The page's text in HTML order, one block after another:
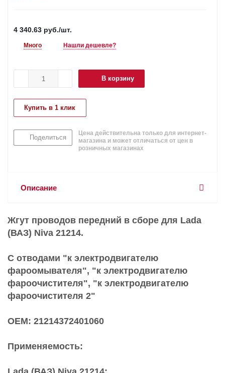
4 340.63 руб./шт.
Много Нашли дешевле?
В корзину
Купить в 1 клик
Поделиться
Цена действительна только для интернет-
магазина и может отличаться от цен в
розничных магазинах
Описание
Жгут проводов передний в сборе для Lada
(ВАЗ) Niva 21214.
С отводами "к электродвигателю
фароомывателя", "к электродвигателю
фароочистителя", "к электродвигателю
фароочистителя 2"
OEM: 21214372401060
Применяемость: